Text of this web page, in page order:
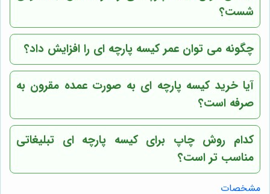
شست؟
چگونه می توان عمر کیسه پارچه ای را افزایش داد؟
آیا خرید کیسه پارچه ای به صورت عمده مقرون به
صرفه است؟
کدام روش چاپ برای کیسه پارچه ای تبلیغاتی
مناسب تر است؟
مشخصات